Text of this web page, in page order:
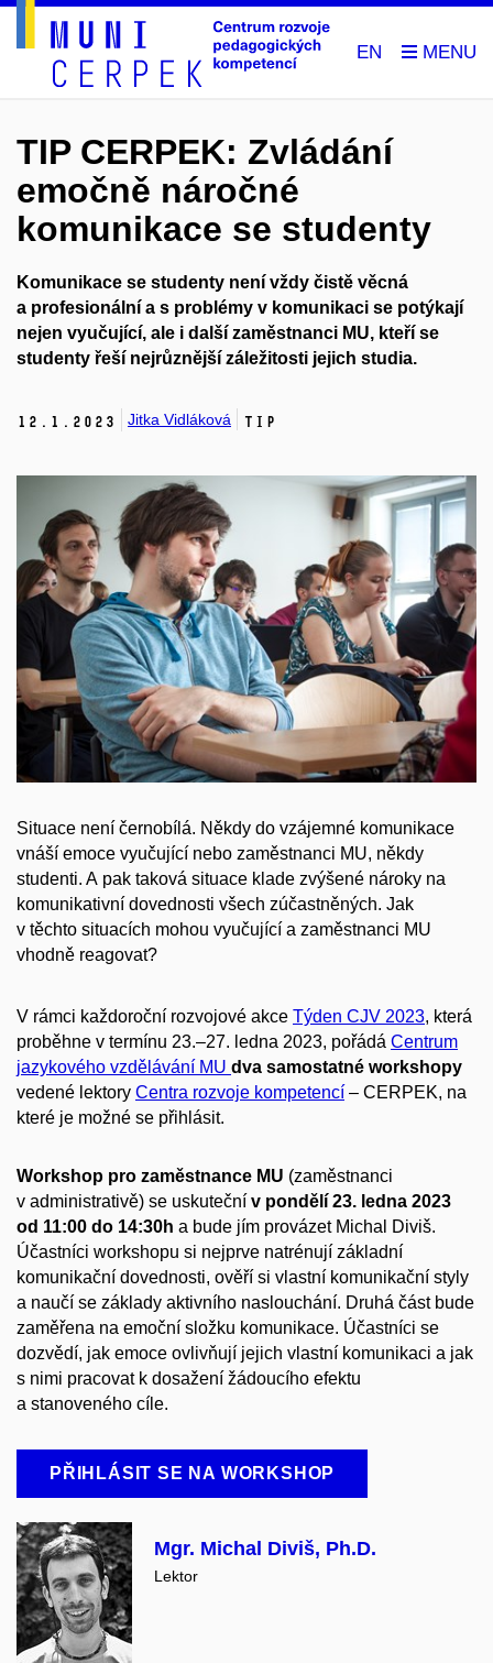
EN
TIP CERPEK: Zvládání
emočně náročné
komunikace se studenty
Komunikace se studenty není vždy čistě věcná
a profesionální a s problémy v komunikaci se potýkají
nejen vyučující, ale i další zaměstnanci MU, kteří se
studenty řeší nejrůznější záležitosti jejich studia.
12. 1. 2023 Jitka Vidláková TIP
Situace není černobílá. Někdy do vzájemné komunikace
vnáší emoce vyučující nebo zaměstnanci MU, někdy
studenti. A pak taková situace klade zvýšené nároky na
komunikativní dovednosti všech zúčastněných. Jak
v těchto situacích mohou vyučující a zaměstnanci MU
vhodně reagovat?
V rámci každoroční rozvojové akce Týden CJV 2023, která
proběhne v termínu 23.–27. ledna 2023, pořádá Centrum
jazykového vzdělávání MU dva samostatné workshopy
vedené lektory Centra rozvoje kompetencí – CERPEK, na
které je možné se přihlásit.
Workshop pro zaměstnance MU (zaměstnanci
v administrativě) se uskuteční v pondělí 23. ledna 2023
od 11:00 do 14:30h a bude jím provázet Michal Diviš.
Účastníci workshopu si nejprve natrénují základní
komunikační dovednosti, ověří si vlastní komunikační styly
a naučí se základy aktivního naslouchání. Druhá část bude
zaměřena na emoční složku komunikace. Účastníci se
dozvědí, jak emoce ovlivňují jejich vlastní komunikaci a jak
s nimi pracovat k dosažení žádoucího efektu
a stanoveného cíle.
PŘIHLÁSIT SE NA WORKSHOP
Mgr. Michal Diviš, Ph.D.
Lektor